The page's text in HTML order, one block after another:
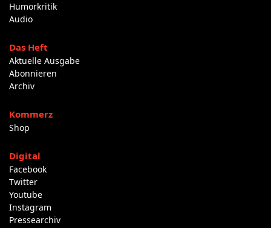
Humorkritik
Audio
Das Heft
Aktuelle Ausgabe
Abonnieren
Archiv
Kommerz
Shop
Digital
Facebook
Twitter
Youtube
Instagram
Pressearchiv